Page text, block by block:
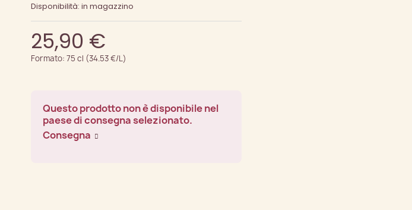
Disponibilità: in magazzino
25,90 €
Formato: 75 cl (34.53 €/L)
Questo prodotto non è disponibile nel
paese di consegna selezionato.
Consegna